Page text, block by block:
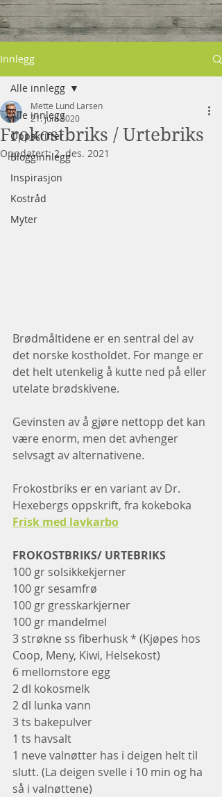
Innlegg
Alle innlegg
Oppskrifter
Blogginnlegg
Inspirasjon
Kostråd
Myter
Alle innlegg
Frokostbriks / Urtebriks
Mette Lund Larsen
21. juni 2020
Oppdatert:2. des. 2021
Brødmåltidene er en sentral del av
det norske kostholdet. For mange er
det helt utenkelig å kutte ned på eller
utelate brødskivene.
Gevinsten av å gjøre nettopp det kan
være enorm, men det avhenger
selvsagt av alternativene.
Frokostbriks er en variant av Dr.
Hexebergs oppskrift, fra kokeboka
Frisk med lavkarbo
FROKOSTBRIKS/ URTEBRIKS
100 gr solsikkekjerner
100 gr sesamfrø
100 gr gresskarkjerner
100 gr mandelmel
3 strøkne ss fiberhusk * (Kjøpes hos
Coop, Meny, Kiwi, Helsekost)
6 mellomstore egg
2 dl kokosmelk
2 dl lunka vann
3 ts bakepulver
1 ts havsalt
1 neve valnøtter has i deigen helt til
slutt. (La deigen svelle i 10 min og ha
så i valnøttene)